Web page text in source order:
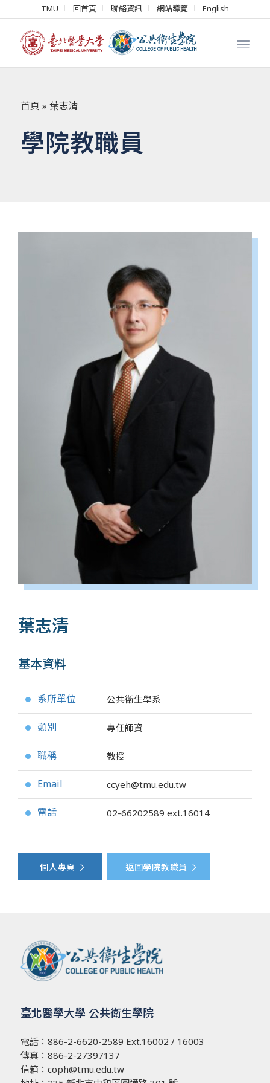
TMU 回首頁 聯絡資訊 網站導覽 English
首頁 » 葉志清
學院教職員
葉志清
基本資料
● 系所單位 公共衛生學系
● 類別 專任師資
● 職稱 教授
● Email ccyeh@tmu.edu.tw
● 電話 02-66202589 ext.16014
個人專頁 返回學院教職員
臺北醫學大學 公共衛生學院
電話： 886-2-6620-2589 Ext.16002 / 16003
傳真：886-2-27397137
信箱： coph@tmu.edu.tw